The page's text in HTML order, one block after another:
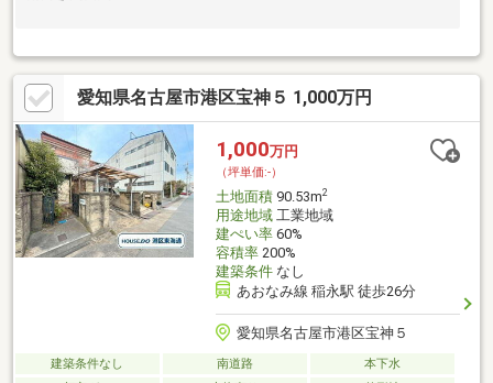
愛知県名古屋市港区宝神５ 1,000万円
1,000万円
（坪単価:-）
土地面積90.53m2
用途地域工業地域
建ぺい率60%
容積率200%
建築条件なし
あおなみ線 稲永駅 徒歩26分
愛知県名古屋市港区宝神５
建築条件なし 南道路
本下水